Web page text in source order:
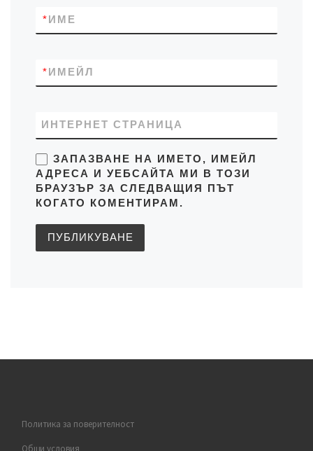
ИМЕ
*
ИМЕЙЛ
*
ИНТЕРНЕТ СТРАНИЦА
ЗАПАЗВАНЕ НА ИМЕТО, ИМЕЙЛ
АДРЕСА И УЕБСАЙТА МИ В ТОЗИ
БРАУЗЪР ЗА СЛЕДВАЩИЯ ПЪТ
КОГАТО КОМЕНТИРАМ.
Политика за поверителност